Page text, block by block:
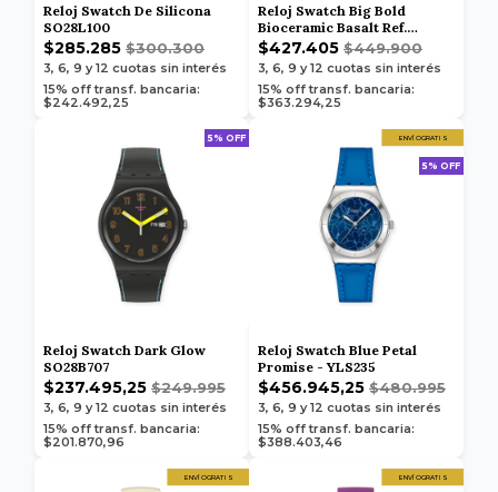
Reloj Swatch De Silicona
SO28L100
$285.285 $300.300
3, 6, 9 y 12 cuotas sin interés
15% off transf. bancaria:
$242.492,25
Reloj Swatch Big Bold
Bioceramic Basalt Ref.
SB03B110
$427.405 $449.900
3, 6, 9 y 12 cuotas sin interés
15% off transf. bancaria:
$363.294,25
5% OFF
Reloj Swatch Dark Glow
SO28B707
$237.495,25 $249.995
3, 6, 9 y 12 cuotas sin interés
15% off transf. bancaria:
$201.870,96
ENVÍO GRATIS
5% OFF
Reloj Swatch Blue Petal
Promise - YLS235
$456.945,25 $480.995
3, 6, 9 y 12 cuotas sin interés
15% off transf. bancaria:
$388.403,46
ENVÍO GRATIS ENVÍO GRATIS